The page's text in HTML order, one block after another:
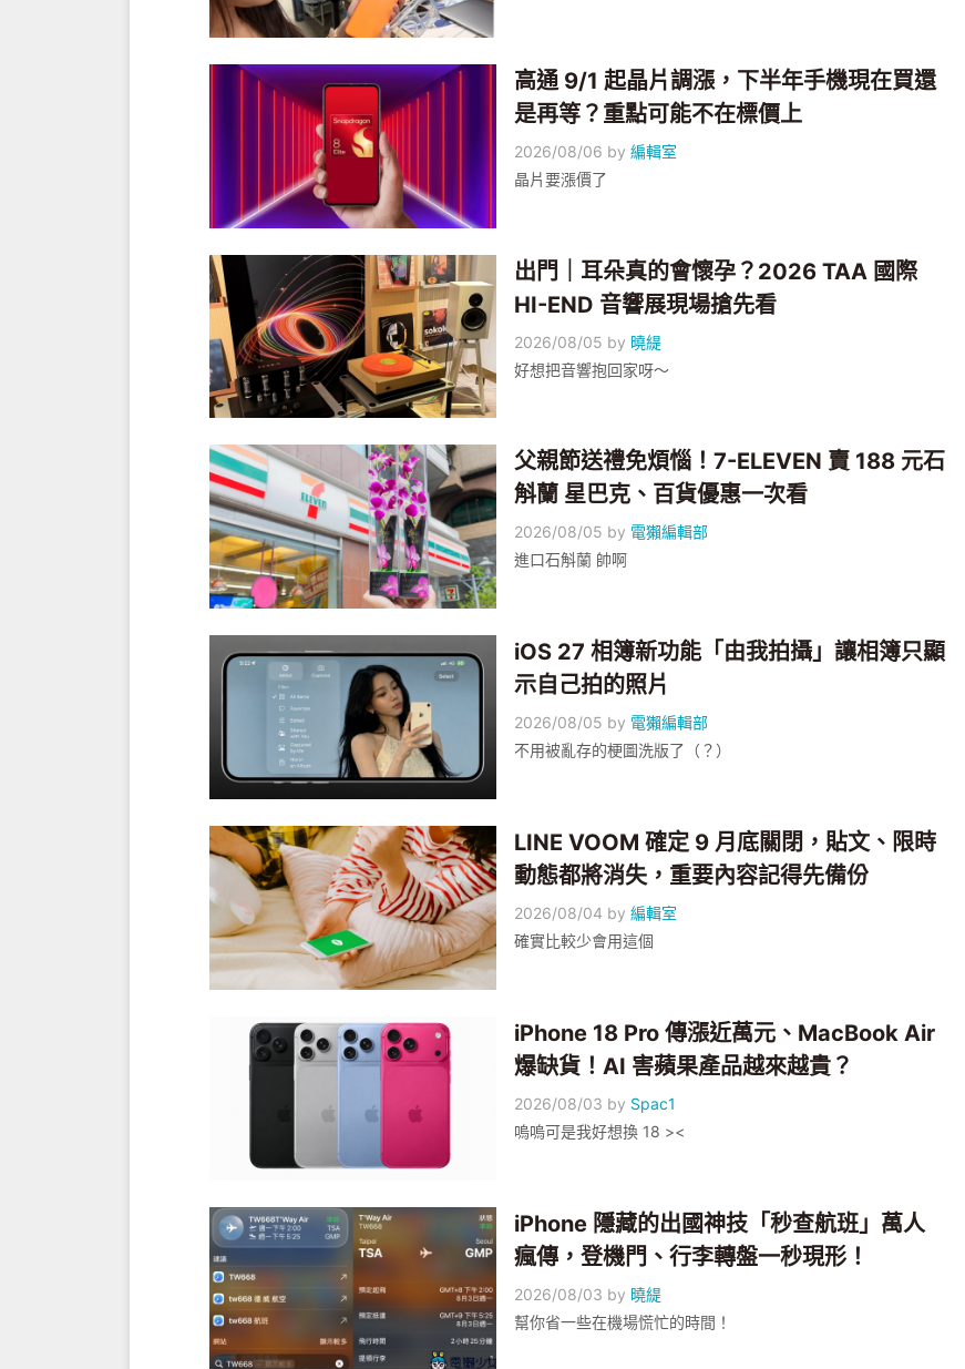
高通 9/1 起晶片調漲，下半年手機現在買還
是再等？重點可能不在標價上
2026/08/06 by編輯室
晶片要漲價了
出門｜耳朵真的會懷孕？2026 TAA 國際
HI-END 音響展現場搶先看
2026/08/05 by 曉緹
好想把音響抱回家呀～
父親節送禮免煩惱！7-ELEVEN 賣 188 元石
斛蘭 星巴克、百貨優惠一次看
2026/08/05 by 電獺編輯部
進口石斛蘭 帥啊
iOS 27 相簿新功能「由我拍攝」讓相簿只顯
示自己拍的照片
2026/08/05 by 電獺編輯部
不用被亂存的梗圖洗版了（？）
LINE VOOM 確定 9 月底關閉，貼文、限時
動態都將消失，重要內容記得先備份
2026/08/04 by編輯室
確實比較少會用這個
iPhone 18 Pro 傳漲近萬元、MacBook Air
爆缺貨！AI 害蘋果產品越來越貴？
2026/08/03 by Spac1
嗚嗚可是我好想換 18 ><
iPhone 隱藏的出國神技「秒查航班」萬人
瘋傳，登機門、行李轉盤一秒現形！
2026/08/03 by 曉緹
幫你省一些在機場慌忙的時間！